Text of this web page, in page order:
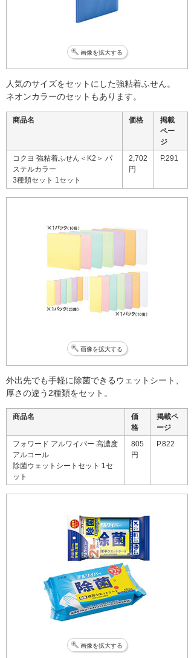
画像を拡大する
人気のサイズをセットにした強粘着ふせん。
ネオンカラーのセットもあります。
商品名 価格
掲載
ペー
ジ
コクヨ 強粘着ふせん＜K2＞ パ
ステルカラー
3種類セット 1セット
2,702
円
P.291
画像を拡大する
外出先でも手軽に除菌できるウェットシート、
厚さの違う2種類をセット。
商品名
価
格
掲載ペ
ージ
フォワード アルワイパー 高濃度
アルコール
除菌ウェットシートセット 1セ
ット
805
円
P.822
画像を拡大する